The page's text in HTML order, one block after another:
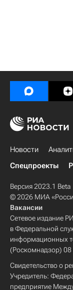
Новости
Спецпроекты
Версия 2023.1 Beta
© 2026 МИА
Вакансии
Сетевое издание
в Федеральной
информационных
(Роскомнадзор) 08
Свидетельство о
Учредитель:
предприятие